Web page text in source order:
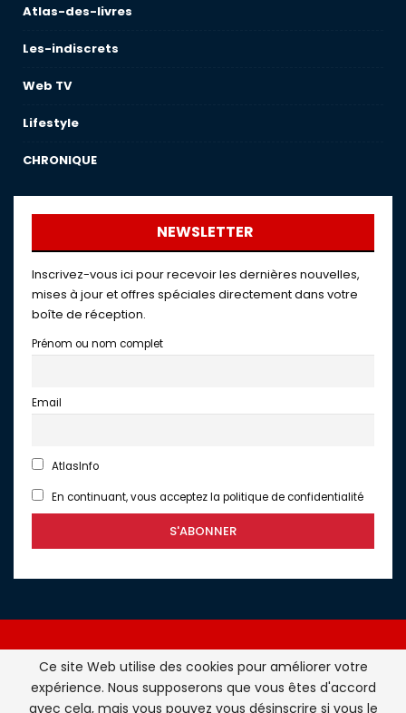
Atlas-des-livres
Les-indiscrets
Web TV
Lifestyle
CHRONIQUE
NEWSLETTER
Inscrivez-vous ici pour recevoir les dernières nouvelles,
mises à jour et offres spéciales directement dans votre
boîte de réception.
Prénom ou nom complet
Email
AtlasInfo
En continuant, vous acceptez la politique de confidentialité
Atlasinfo.fr : l'essentiel de l'actualité de la France et du
Ce site Web utilise des cookies pour améliorer votre
expérience. Nous supposerons que vous êtes d'accord
avec cela, mais vous pouvez vous désinscrire si vous le